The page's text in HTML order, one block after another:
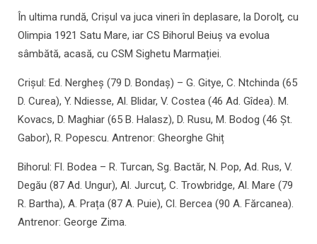
În ultima rundă, Crișul va juca vineri în deplasare, la Dorolţ, cu
Olimpia 1921 Satu Mare, iar CS Bihorul Beiuș va evolua
sâmbătă, acasă, cu CSM Sighetu Marmației.
Crișul: Ed. Nergheș (79 D. Bondaș) – G. Gitye, C. Ntchinda (65
D. Curea), Y. Ndiesse, Al. Blidar, V. Costea (46 Ad. Gîdea). M.
Kovacs, D. Maghiar (65 B. Halasz), D. Rusu, M. Bodog (46 Șt.
Gabor), R. Popescu. Antrenor: Gheorghe Ghiț
Bihorul: Fl. Bodea – R. Turcan, Sg. Bactăr, N. Pop, Ad. Rus, V.
Degău (87 Ad. Ungur), Al. Jurcuț, C. Trowbridge, Al. Mare (79
R. Bartha), A. Prața (87 A. Puie), Cl. Bercea (90 A. Fărcanea).
Antrenor: George Zima.